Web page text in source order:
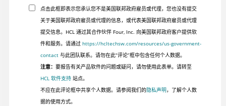
点击此框即表示您承认您不是美国联邦政府雇员或代理，您也没有提交
关于美国联邦政府雇员或代理的信息，或代表美国联邦政府雇员或代理
提交信息。HCL 通过其合作伙伴 Four, Inc. 向美国联邦政府客户提供软
件和服务。请通过 https://hcltechsw.com/resources/us-government-
contact与此团队联系。请勿在此“评论”框中包含任何个人数据。
注意： 要报告有关产品软件的问题或疑问，请勿使用此表单。请转至
HCL 软件支持站点。
不应在此评论框中共享个人数据。请参阅我们的隐私声明，了解个人数
据的使用方式。